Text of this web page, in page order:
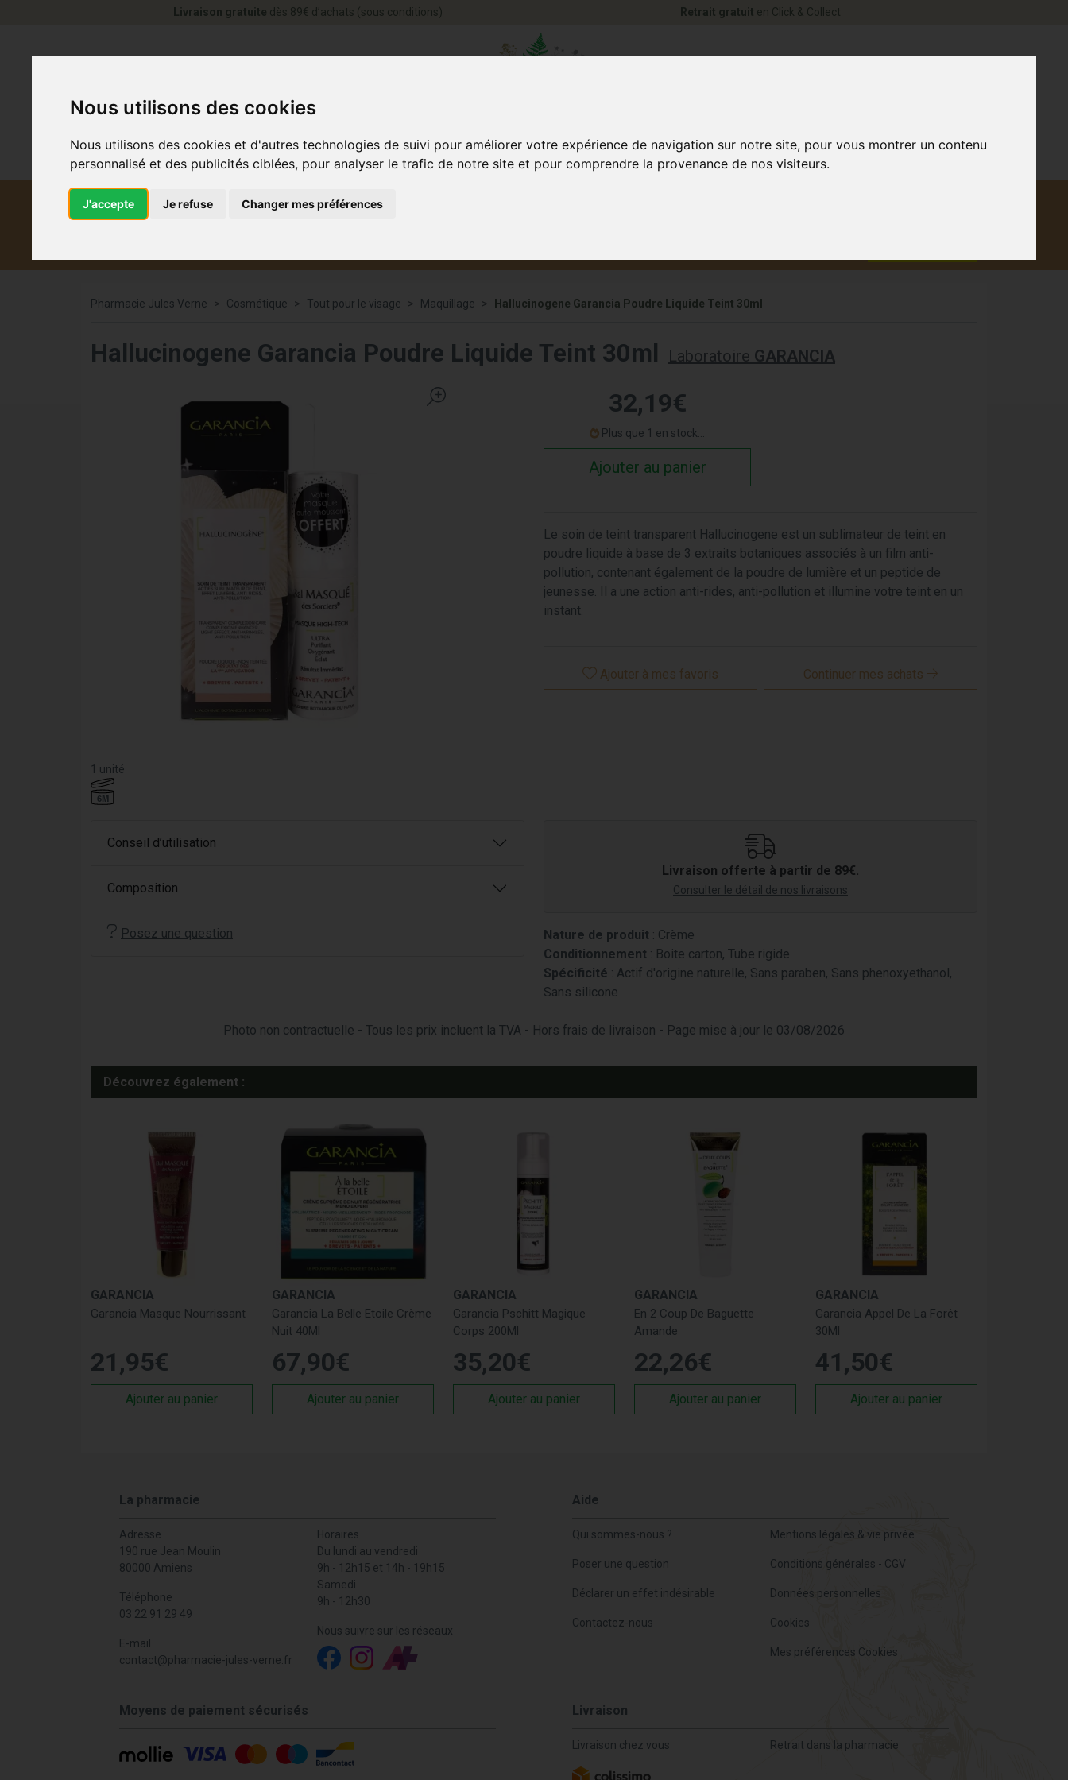
Nous utilisons des cookies
Nous utilisons des cookies et d'autres technologies de suivi pour améliorer votre expérience de navigation sur notre site, pour vous montrer un contenu
personnalisé et des publicités ciblées, pour analyser le trafic de notre site et pour comprendre la provenance de nos visiteurs.
J'accepte Je refuse Changer mes préférences
Livraison gratuite dès 89€ d’achats (sous conditions) Retrait gratuit en Click & Collect
Pharmacie Jules Verne Cosmétique Tout pour le visage Maquillage Hallucinogene Garancia Poudre Liquide Teint 30ml
Hallucinogene Garancia Poudre Liquide Teint 30ml Laboratoire GARANCIA
1 unité
6M
32,19€
Plus que 1 en stock...
Ajouter au panier
Le soin de teint transparent Hallucinogene est un sublimateur de teint en
poudre liquide à base de 3 extraits botaniques associés à un film anti-
pollution, contenant également de la poudre de lumière et un peptide de
jeunesse. Il a une action anti-rides, anti-pollution et illumine votre teint en un
instant.
Ajouter à mes favoris Continuer mes achats
Conseil d’utilisation
Composition
Posez une question
Livraison offerte à partir de 89€.
Consulter le détail de nos livraisons
Nature de produit : Crème
Conditionnement : Boite carton, Tube rigide
Spécificité : Actif d'origine naturelle, Sans paraben, Sans phenoxyethanol,
Sans silicone
Photo non contractuelle - Tous les prix incluent la TVA - Hors frais de livraison - Page mise à jour le 03/08/2026
Découvrez également :
GARANCIA
Garancia Masque Nourrissant
21 ,95€
Ajouter au panier
GARANCIA
Garancia La Belle Etoile Crème
Nuit 40Ml
67,90€
Ajouter au panier
GARANCIA
Garancia Pschitt Magique
Corps 200Ml
35,20€
Ajouter au panier
GARANCIA
En 2 Coup De Baguette
Amande
22,26€
Ajouter au panier
GARANCIA
Garancia Appel De La Forêt
30Ml
41 ,50€
Ajouter au panier
La pharmacie
Adresse
190 rue Jean Moulin
80000 Amiens
Téléphone
03 22 91 29 49
E-mail
contact@pharmacie-jules-verne.fr
Horaires
Du lundi au vendredi
9h - 12h15 et 14h - 19h15
Samedi
9h - 12h30
Nous suivre sur les réseaux
Aide
Qui sommes-nous ?
Poser une question
Déclarer un effet indésirable
Contactez-nous
Mentions légales & vie privée
Conditions générales - CGV
Données personnelles
Cookies
Mes préférences Cookies
Moyens de paiement sécurisés Livraison
Livraison chez vous Retrait dans la pharmacie